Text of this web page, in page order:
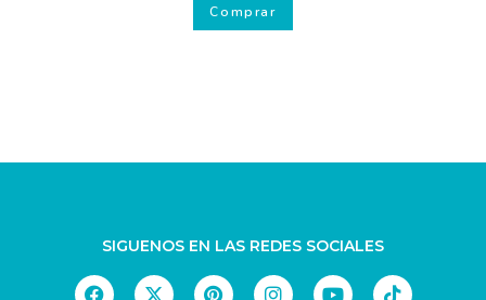
Comprar
SIGUENOS EN LAS REDES SOCIALES